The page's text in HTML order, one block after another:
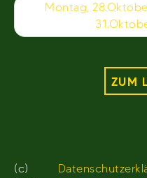
Montag,
ZUM
(c)